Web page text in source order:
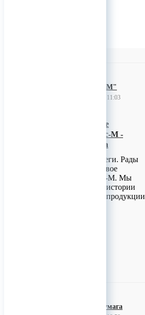
ООО "Сенс-М"
23 ноября 2022 11:03
Производственное
предприятие Сенс-М -
мебель из массива
Доброго дня, коллеги. Рады
представить Вам свое
предприятие Сенс-М. Мы
расскажем Вам об истории
основания, нашей продукции
Брянская Бумага